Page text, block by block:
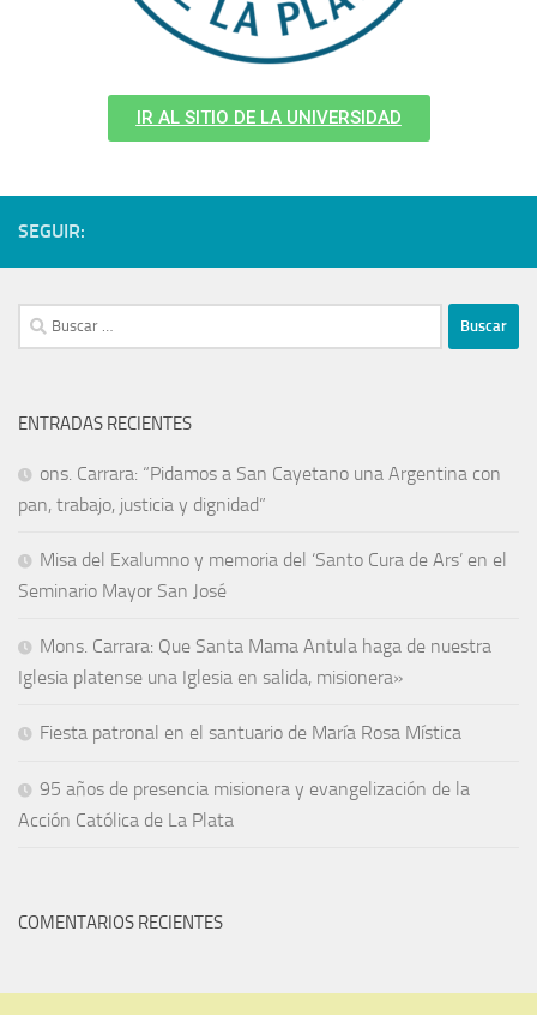
IR AL SITIO DE LA UNIVERSIDAD
SEGUIR:
ENTRADAS RECIENTES
ons. Carrara: “Pidamos a San Cayetano una Argentina con
pan, trabajo, justicia y dignidad”
Misa del Exalumno y memoria del ‘Santo Cura de Ars’ en el
Seminario Mayor San José
Mons. Carrara: Que Santa Mama Antula haga de nuestra
Iglesia platense una Iglesia en salida, misionera»
Fiesta patronal en el santuario de María Rosa Mística
95 años de presencia misionera y evangelización de la
Acción Católica de La Plata
COMENTARIOS RECIENTES